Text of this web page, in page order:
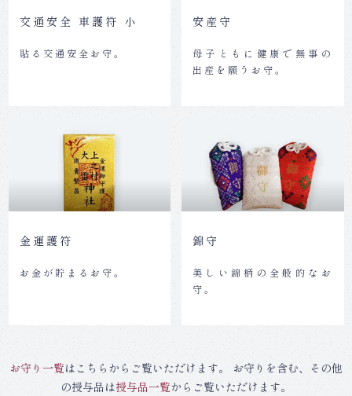
交通安全 車護符 小
貼る交通安全お守。
安産守
母子ともに健康で無事の
出産を願うお守。
金運護符
お金が貯まるお守。
錦守
美しい錦柄の全般的なお
守。
お守り一覧はこちらからご覧いただけます。 お守りを含む、その他
の授与品は授与品一覧からご覧いただけます。